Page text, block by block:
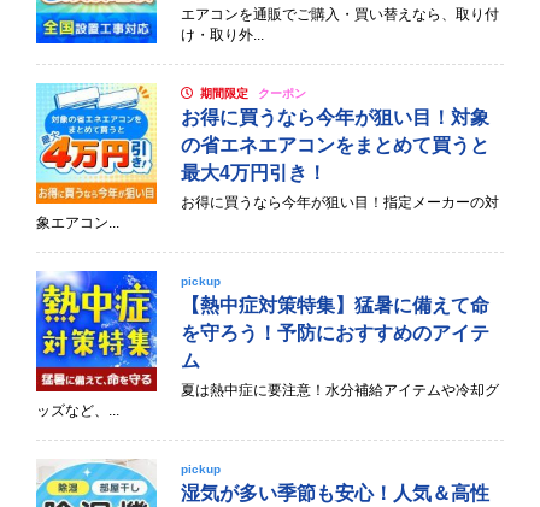
エアコンを通販でご購入・買い替えなら、取り付
け・取り外...
期間限定 クーポン
お得に買うなら今年が狙い目！対象
の省エネエアコンをまとめて買うと
最大4万円引き！
お得に買うなら今年が狙い目！指定メーカーの対
象エアコン...
pickup
【熱中症対策特集】猛暑に備えて命
を守ろう！予防におすすめのアイテ
ム
夏は熱中症に要注意！水分補給アイテムや冷却グ
ッズなど、...
pickup
湿気が多い季節も安心！人気＆高性